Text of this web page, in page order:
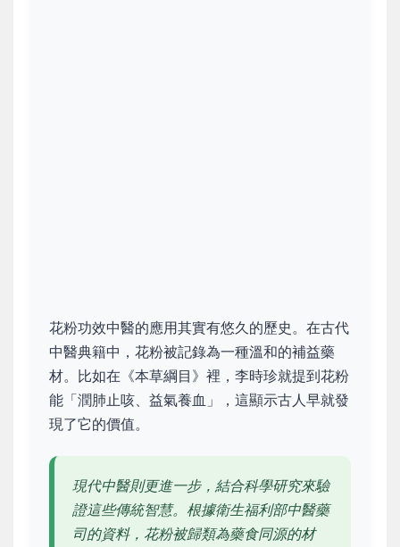
花粉功效中醫的應用其實有悠久的歷史。在古代
中醫典籍中，花粉被記錄為一種溫和的補益藥
材。比如在《本草綱目》裡，李時珍就提到花粉
能「潤肺止咳、益氣養血」，這顯示古人早就發
現了它的價值。
現代中醫則更進一步，結合科學研究來驗
證這些傳統智慧。根據衛生福利部中醫藥
司的資料，花粉被歸類為藥食同源的材